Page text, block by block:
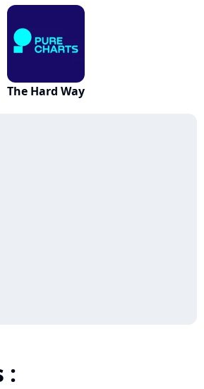
The Hard Way
: